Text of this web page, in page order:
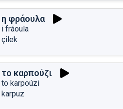
η φράουλα
i fráoula
çilek
το καρπούζι
to karpoúzi
karpuz